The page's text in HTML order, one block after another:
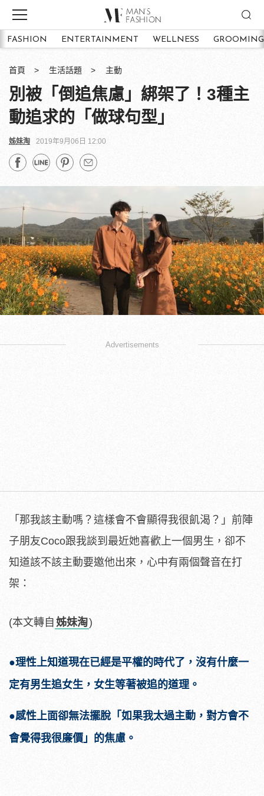
FASHION ENTERTAINMENT WELLNESS GROOMING
首頁 生活話題 主動
別被「倒追焦慮」綁架了！3種主
動追求的「做球句型」
姊妹淘 2019年9月06日 12:00
Advertisements
「那我該主動嗎？這樣會不會顯得我很飢渴？」前陣
子朋友Coco跟我談到最近她喜歡上一個男生，卻不
知道該不該主動要邀他出來，心中有兩個聲音在打
架：
(本文轉自 姊妹淘)
●理性上知道現在已經是平權的時代了，沒有什麼一
定有男生追女生，女生等著被追的道理。
●感性上面卻無法擺脫「如果我太過主動，對方會不
會覺得我很廉價」的焦慮。